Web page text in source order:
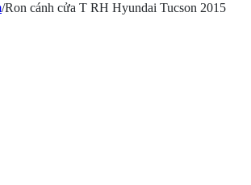
/Ron cánh cửa T RH Hyundai Tucson 2015